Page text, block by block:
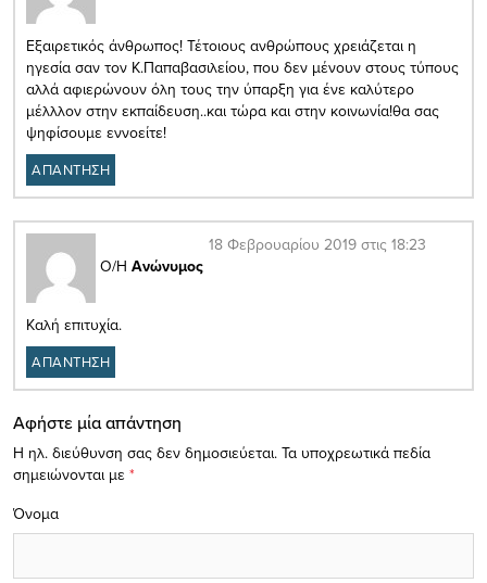
Εξαιρετικός άνθρωπος! Τέτοιους ανθρώπους χρειάζεται η
ηγεσία σαν τον Κ.Παπαβασιλείου, που δεν μένουν στους τύπους
αλλά αφιερώνουν όλη τους την ύπαρξη για ένε καλύτερο
μέλλλον στην εκπαίδευση..και τώρα και στην κοινωνία!θα σας
ψηφίσουμε εννοείτε!
ΑΠΑΝΤΗΣΗ
Ο/Η Ανώνυμος
18 Φεβρουαρίου 2019 στις 18:23
Καλή επιτυχία.
ΑΠΑΝΤΗΣΗ
Αφήστε μία απάντηση
Η ηλ. διεύθυνση σας δεν δημοσιεύεται. Τα υποχρεωτικά πεδία
σημειώνονται με *
Όνομα